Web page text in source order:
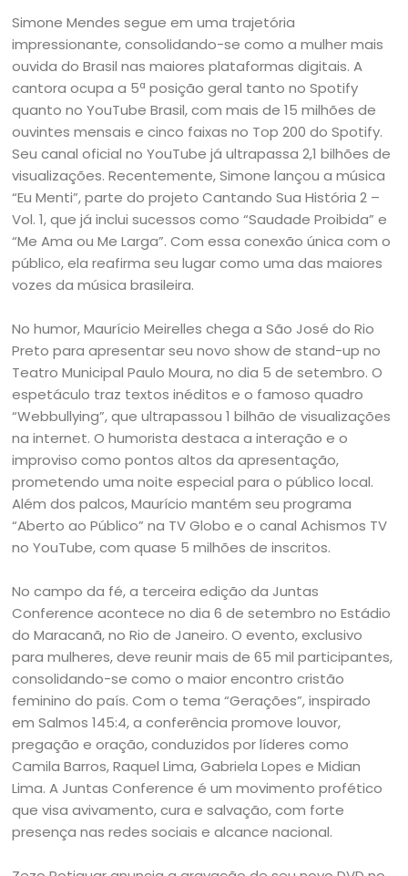
Simone Mendes segue em uma trajetória
impressionante, consolidando-se como a mulher mais
ouvida do Brasil nas maiores plataformas digitais. A
cantora ocupa a 5ª posição geral tanto no Spotify
quanto no YouTube Brasil, com mais de 15 milhões de
ouvintes mensais e cinco faixas no Top 200 do Spotify.
Seu canal oficial no YouTube já ultrapassa 2,1 bilhões de
visualizações. Recentemente, Simone lançou a música
“Eu Menti”, parte do projeto Cantando Sua História 2 –
Vol. 1, que já inclui sucessos como “Saudade Proibida” e
“Me Ama ou Me Larga”. Com essa conexão única com o
público, ela reafirma seu lugar como uma das maiores
vozes da música brasileira.
No humor, Maurício Meirelles chega a São José do Rio
Preto para apresentar seu novo show de stand-up no
Teatro Municipal Paulo Moura, no dia 5 de setembro. O
espetáculo traz textos inéditos e o famoso quadro
“Webbullying”, que ultrapassou 1 bilhão de visualizações
na internet. O humorista destaca a interação e o
improviso como pontos altos da apresentação,
prometendo uma noite especial para o público local.
Além dos palcos, Maurício mantém seu programa
“Aberto ao Público” na TV Globo e o canal Achismos TV
no YouTube, com quase 5 milhões de inscritos.
No campo da fé, a terceira edição da Juntas
Conference acontece no dia 6 de setembro no Estádio
do Maracanã, no Rio de Janeiro. O evento, exclusivo
para mulheres, deve reunir mais de 65 mil participantes,
consolidando-se como o maior encontro cristão
feminino do país. Com o tema “Gerações”, inspirado
em Salmos 145:4, a conferência promove louvor,
pregação e oração, conduzidos por líderes como
Camila Barros, Raquel Lima, Gabriela Lopes e Midian
Lima. A Juntas Conference é um movimento profético
que visa avivamento, cura e salvação, com forte
presença nas redes sociais e alcance nacional.